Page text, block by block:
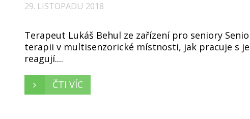
29. LISTOPADU 2018
Terapeut Lukáš Behul ze zařízení pro seniory
terapii v multisenzorické místnosti, jak pracuje s
reagují....
ČTI VÍC